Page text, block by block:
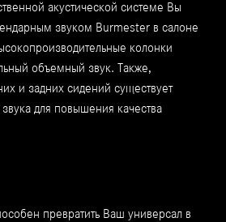
акустической системе Вы
звуком Burmester в салоне
колонки
объемный звук. Также,
и задних сидений существует
для повышения качества
превратить Ваш универсал в